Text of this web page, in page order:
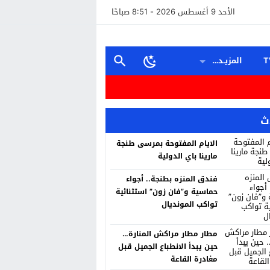
الأحد 9 أغسطس 2026 - 8:51 صباحًا
المزيـد…
على بلوغ نصف النهائي
الاستغلال المغرض للفضاء الرقمي وترويج معلومات مضللة
يضحكون فوق الأرض”
الايام المفتوحة بمرسى طنجة
مارينا باي الدولية
فندق المنزه بطنجة.. أجواء
حماسية و”فان زون” استثنائية
تواكب المونديال
مطار مطار مراكش المنارة…
حين يبدأ الانطباع الجميل قبل
مغادرة القاعة